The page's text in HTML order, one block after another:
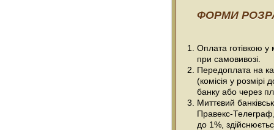
ФОРМИ
Оплата готівкою
при самовивозі.
Передоплата на
(комісія у розмірі
банку або через
Миттєвий
Правекс-Телеграф,
до 1%,